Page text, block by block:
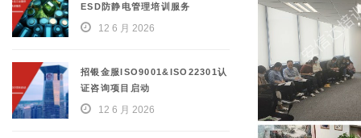
ESD防静电管理培训服务
12 6 月 2026
招银金服ISO9001&ISO22301认
证咨询项目启动
12 6 月 2026